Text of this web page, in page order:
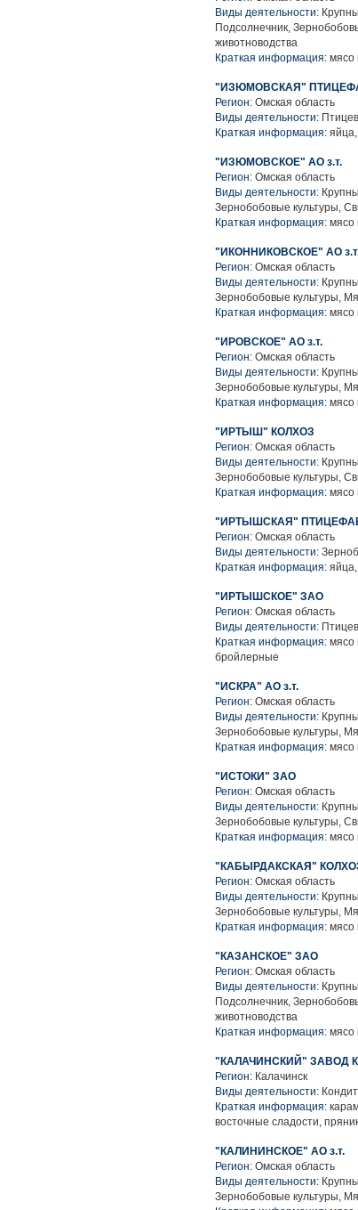
Виды деятельности:
Подсолнечник,
животноводства
Краткая информация: мясо
"ИЗЮМОВСКАЯ"
Регион: Омская область
Виды деятельности:
Краткая информация:
"ИЗЮМОВСКОЕ" АО з.т.
Регион: Омская область
Виды деятельности:
Зернобобовые культуры,
Краткая информация: мясо
"ИКОННИКОВСКОЕ" АО
Регион: Омская область
Виды деятельности:
Зернобобовые культуры,
Краткая информация: мясо
"ИРОВСКОЕ" АО з.т.
Регион: Омская область
Виды деятельности:
Зернобобовые культуры,
Краткая информация: мясо
"ИРТЫШ" КОЛХОЗ
Регион: Омская область
Виды деятельности:
Зернобобовые культуры,
Краткая информация: мясо
"ИРТЫШСКАЯ"
Регион: Омская область
Виды деятельности:
Краткая информация:
"ИРТЫШСКОЕ" ЗАО
Регион: Омская область
Виды деятельности:
Краткая информация: мясо
бройлерные
"ИСКРА" АО з.т.
Регион: Омская область
Виды деятельности:
Зернобобовые культуры,
Краткая информация: мясо
"ИСТОКИ" ЗАО
Регион: Омская область
Виды деятельности:
Зернобобовые культуры,
Краткая информация: мясо
"КАБЫРДАКСКАЯ"
Регион: Омская область
Виды деятельности:
Зернобобовые культуры,
Краткая информация: мясо
"КАЗАНСКОЕ" ЗАО
Регион: Омская область
Виды деятельности:
Подсолнечник,
животноводства
Краткая информация: мясо
"КАЛАЧИНСКИЙ" ЗАВОД
Регион: Калачинск
Виды деятельности:
Краткая информация:
восточные сладости,
"КАЛИНИНСКОЕ" АО з.т.
Регион: Омская область
Виды деятельности:
Зернобобовые культуры,